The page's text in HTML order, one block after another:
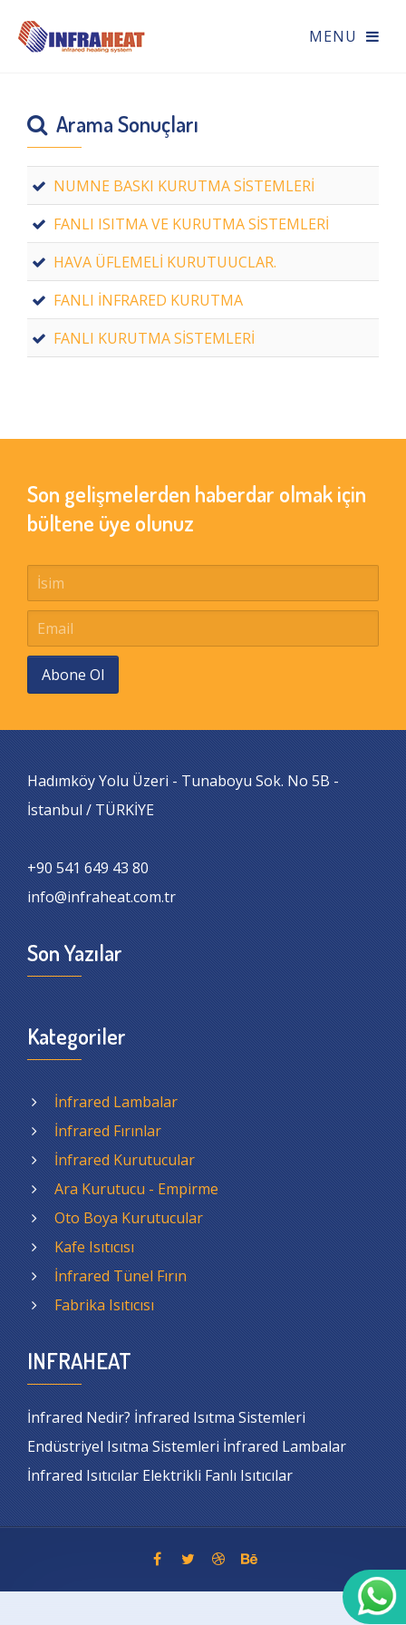
Arama Sonuçları
NUMNE BASKI KURUTMA SİSTEMLERİ
FANLI ISITMA VE KURUTMA SİSTEMLERİ
HAVA ÜFLEMELİ KURUTUUCLAR.
FANLI İNFRARED KURUTMA
FANLI KURUTMA SİSTEMLERİ
Son gelişmelerden haberdar olmak için
bültene üye olunuz
Abone Ol
Hadımköy Yolu Üzeri - Tunaboyu Sok. No 5B -
İstanbul / TÜRKİYE
+90 541 649 43 80
info@infraheat.com.tr
Son Yazılar
Kategoriler
İnfrared Lambalar
İnfrared Fırınlar
İnfrared Kurutucular
Ara Kurutucu - Empirme
Oto Boya Kurutucular
Kafe Isıtıcısı
İnfrared Tünel Fırın
Fabrika Isıtıcısı
INFRAHEAT
İnfrared Nedir? İnfrared Isıtma Sistemleri
Endüstriyel Isıtma Sistemleri İnfrared Lambalar
İnfrared Isıtıcılar Elektrikli Fanlı Isıtıcılar